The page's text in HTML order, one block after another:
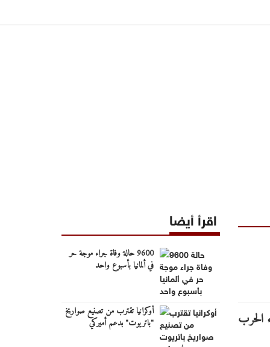
اقرأ أيضا
9600 حالة وفاة جراء موجة حر
في ألمانيا بأسبوع واحد
أوكرانيا تقترب من تصنيع صواريخ
"باتريوت" بدعم أميركي